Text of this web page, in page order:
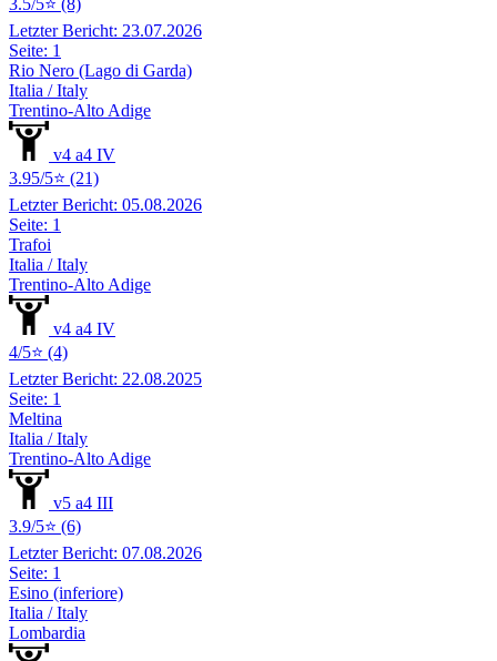
Letzter Bericht: 23.07.2026
Seite: 1
Rio Nero (Lago di Garda)
Italia / Italy
Trentino-Alto Adige
v4 a4 IV
3.95/5⭐ (21)
Letzter Bericht: 05.08.2026
Seite: 1
Trafoi
Italia / Italy
Trentino-Alto Adige
v4 a4 IV
4/5⭐ (4)
Letzter Bericht: 22.08.2025
Seite: 1
Meltina
Italia / Italy
Trentino-Alto Adige
v5 a4 III
3.9/5⭐ (6)
Letzter Bericht: 07.08.2026
Seite: 1
Esino (inferiore)
Italia / Italy
Lombardia